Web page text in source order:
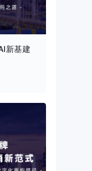
新基建